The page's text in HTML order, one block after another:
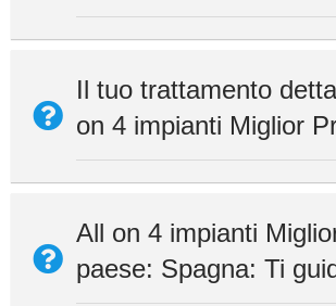
Il tuo trattamento
on 4 impianti Miglior
All on 4 impianti
paese: Spagna: Ti